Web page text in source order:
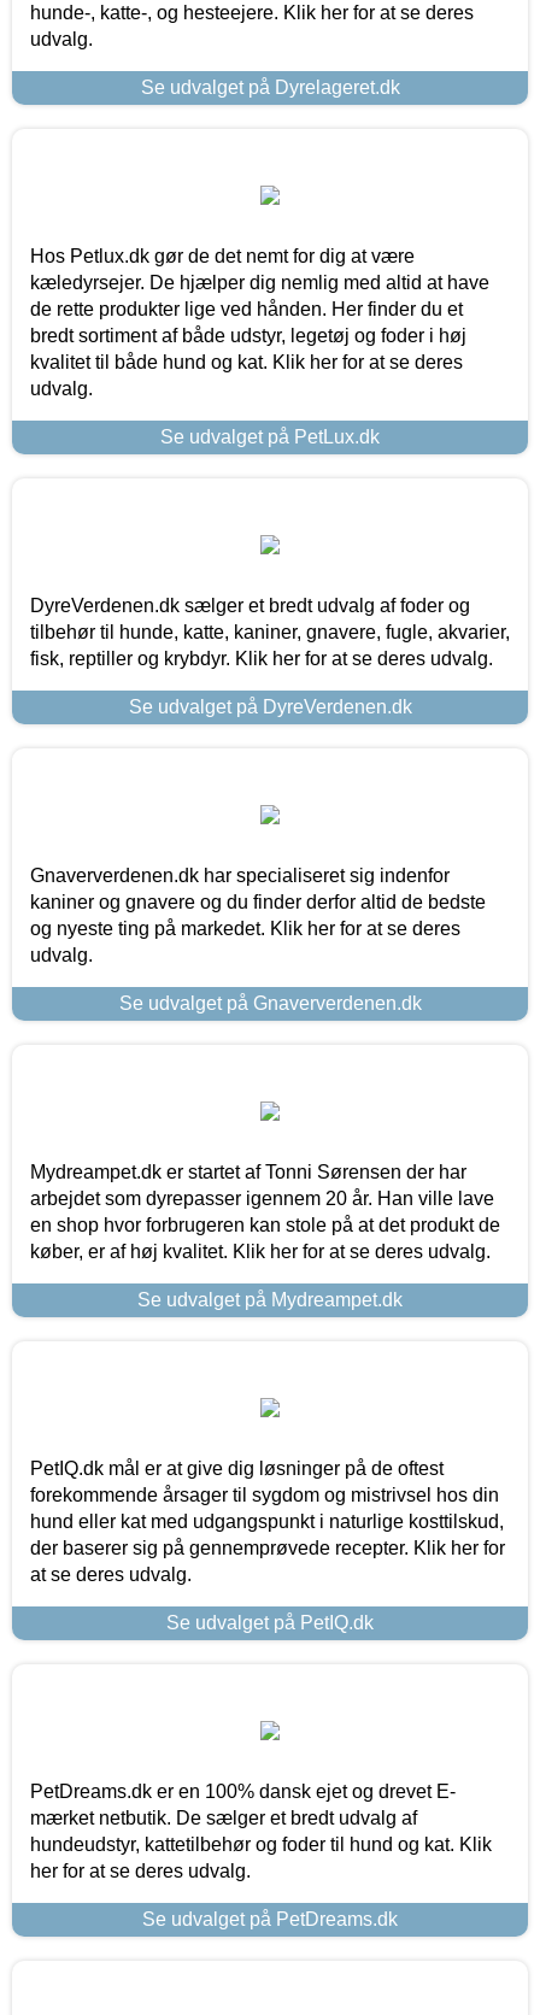
hunde-, katte-, og hesteejere. Klik her for at se deres
udvalg.
Se udvalget på Dyrelageret.dk
Hos Petlux.dk gør de det nemt for dig at være
kæledyrsejer. De hjælper dig nemlig med altid at have
de rette produkter lige ved hånden. Her finder du et
bredt sortiment af både udstyr, legetøj og foder i høj
kvalitet til både hund og kat. Klik her for at se deres
udvalg.
Se udvalget på PetLux.dk
DyreVerdenen.dk sælger et bredt udvalg af foder og
tilbehør til hunde, katte, kaniner, gnavere, fugle, akvarier,
fisk, reptiller og krybdyr. Klik her for at se deres udvalg.
Se udvalget på DyreVerdenen.dk
Gnaververdenen.dk har specialiseret sig indenfor
kaniner og gnavere og du finder derfor altid de bedste
og nyeste ting på markedet. Klik her for at se deres
udvalg.
Se udvalget på Gnaververdenen.dk
Mydreampet.dk er startet af Tonni Sørensen der har
arbejdet som dyrepasser igennem 20 år. Han ville lave
en shop hvor forbrugeren kan stole på at det produkt de
køber, er af høj kvalitet. Klik her for at se deres udvalg.
Se udvalget på Mydreampet.dk
PetIQ.dk mål er at give dig løsninger på de oftest
forekommende årsager til sygdom og mistrivsel hos din
hund eller kat med udgangspunkt i naturlige kosttilskud,
der baserer sig på gennemprøvede recepter. Klik her for
at se deres udvalg.
Se udvalget på PetIQ.dk
PetDreams.dk er en 100% dansk ejet og drevet E-
mærket netbutik. De sælger et bredt udvalg af
hundeudstyr, kattetilbehør og foder til hund og kat. Klik
her for at se deres udvalg.
Se udvalget på PetDreams.dk